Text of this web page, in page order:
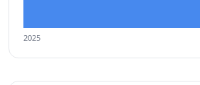
2025